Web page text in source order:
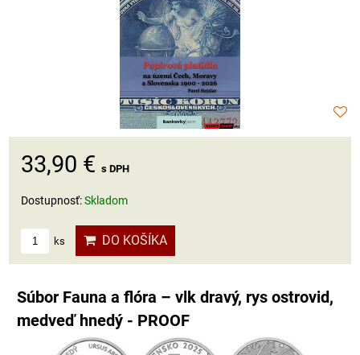
33,90 € s DPH
Dostupnosť:Skladom
ks DO KOŠÍKA
Súbor Fauna a flóra – vlk dravý, rys ostrovid,
medveď hnedý - PROOF